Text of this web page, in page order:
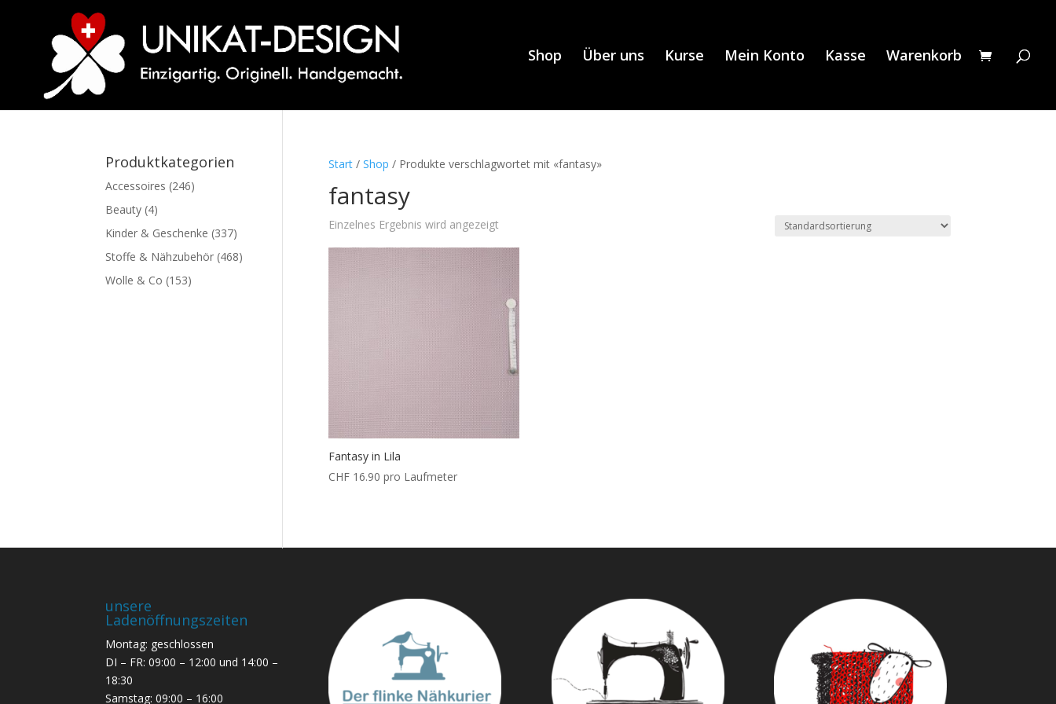
Shop Über uns Kurse Mein Konto Kasse Warenkorb
Start/ Shop / Produkte verschlagwortet mit «fantasy»
fantasy
Einzelnes Ergebnis wird angezeigt
Fantasy in Lila
CHF16.90 pro Laufmeter
Produktkategorien
Accessoires (246)
Beauty (4)
Kinder & Geschenke (337)
Stoffe & Nähzubehör (468)
Wolle & Co (153)
unsere
Ladenöffnungszeiten
Montag: geschlossen
DI – FR: 09:00 – 12:00 und 14:00 –
18:30
Samstag: 09:00 – 16:00